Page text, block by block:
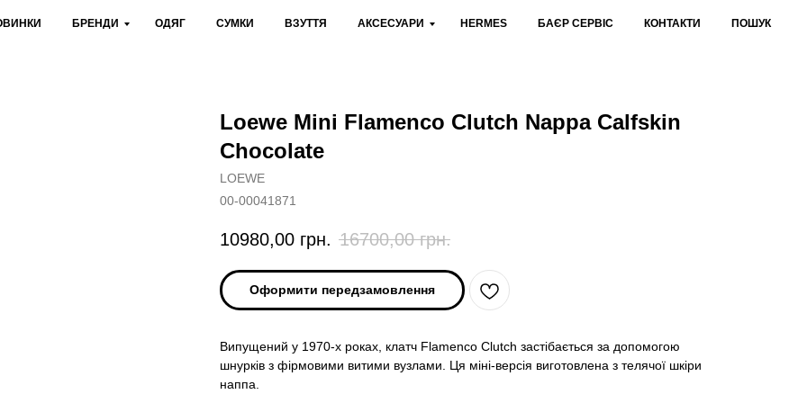
БРЕНДИ ОДЯГ СУМКИ ВЗУТТЯ АКСЕСУАРИ HERMES БАЄР СЕРВІС КОНТАКТИ ПОШУК
Loewe Mini Flamenco Clutch Nappa Calfskin
Chocolate
LOEWE
00-00041871
10980,00 грн. 16700,00 грн.
Оформити передзамовлення
Випущений у 1970-х роках, клатч Flamenco Clutch застібається за допомогою
шнурків з фірмовими витими вузлами. Ця міні-версія виготовлена з телячої шкіри
наппа.